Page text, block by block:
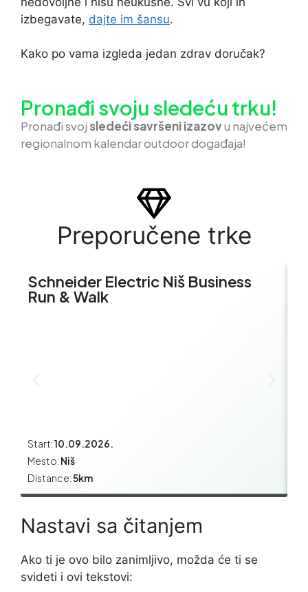
izbegavate, dajte im šansu.
Kako po vama izgleda jedan zdrav doručak?
Pronađi svoju sledeću trku!
Pronađi svojsledeći savršeni izazovu najvećem
regionalnom kalendar outdoor događaja!
Preporučene trke
Schneider Electric Niš Business
Run & Walk
Start:10.09.2026.
Mesto: Niš
Distance:5km
Nastavi sa čitanjem
Ako ti je ovo bilo zanimljivo, možda će ti se
svideti i ovi tekstovi: